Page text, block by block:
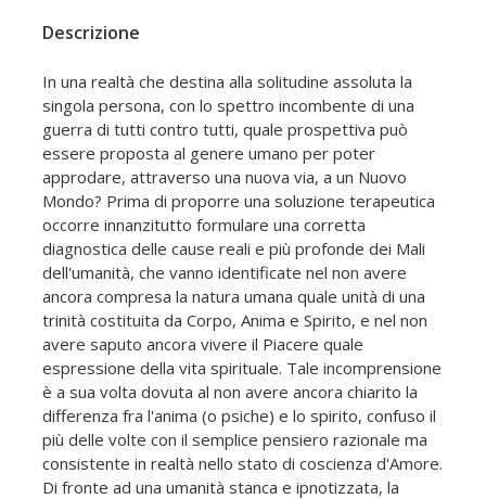
Descrizione
In una realtà che destina alla solitudine assoluta la
singola persona, con lo spettro incombente di una
guerra di tutti contro tutti, quale prospettiva può
essere proposta al genere umano per poter
approdare, attraverso una nuova via, a un Nuovo
Mondo? Prima di proporre una soluzione terapeutica
occorre innanzitutto formulare una corretta
diagnostica delle cause reali e più profonde dei Mali
dell'umanità, che vanno identificate nel non avere
ancora compresa la natura umana quale unità di una
trinità costituita da Corpo, Anima e Spirito, e nel non
avere saputo ancora vivere il Piacere quale
espressione della vita spirituale. Tale incomprensione
è a sua volta dovuta al non avere ancora chiarito la
differenza fra l'anima (o psiche) e lo spirito, confuso il
più delle volte con il semplice pensiero razionale ma
consistente in realtà nello stato di coscienza d'Amore.
Di fronte ad una umanità stanca e ipnotizzata, la